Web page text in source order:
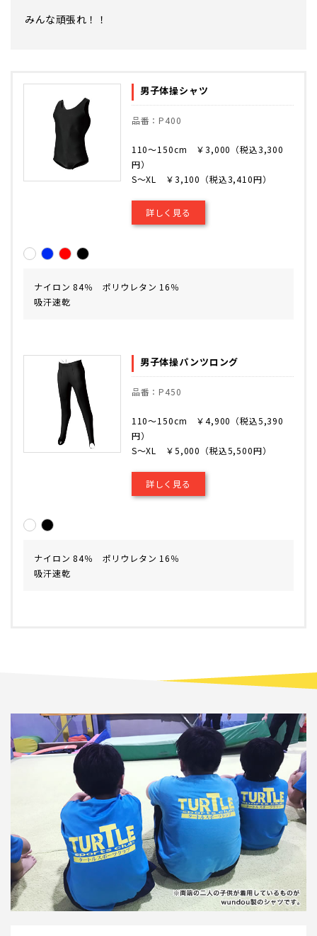
みんな頑張れ！！
男子体操シャツ
品番：P400
110～150cm ￥3,000（税込3,300
円）
S～XL ￥3,100（税込3,410円）
詳しく見る
ナイロン 84％ ポリウレタン 16％
吸汗速乾
男子体操パンツロング
品番：P450
110～150cm ￥4,900（税込5,390
円）
S～XL ￥5,000（税込5,500円）
詳しく見る
ナイロン 84％ ポリウレタン 16％
吸汗速乾